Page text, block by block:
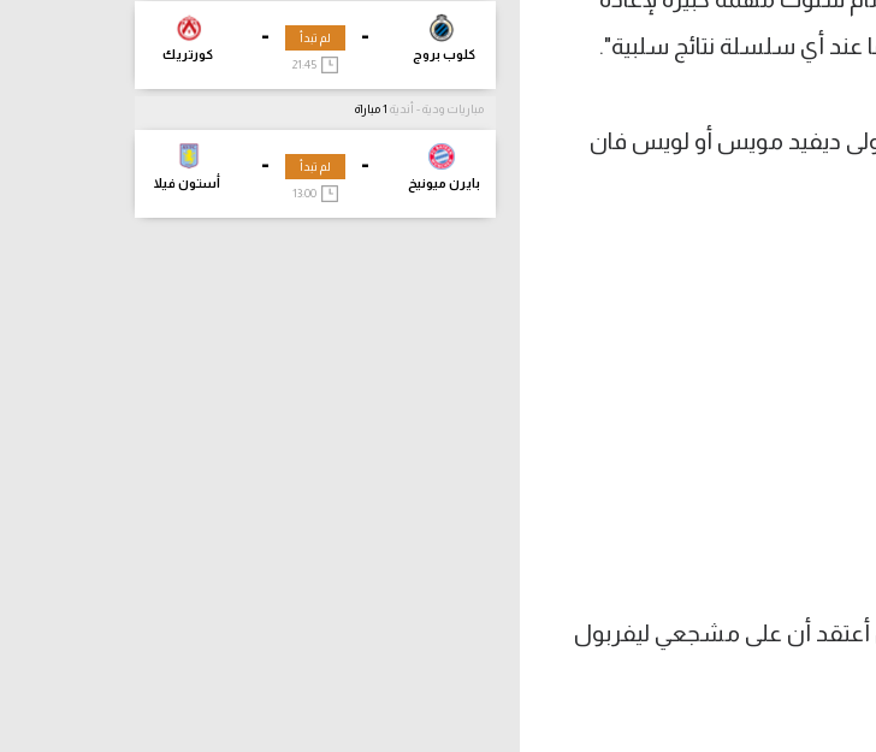
عند أي سلسلة نتائج سلبية".
ديفيد مويس أو لويس فان
أن على مشجعي ليفربول
-
كلوب بروج
-
كورتريك
لم تبدأ
مباريات ودية - أندية
-
بايرن ميونيخ
-
أستون فيلا
لم تبدأ